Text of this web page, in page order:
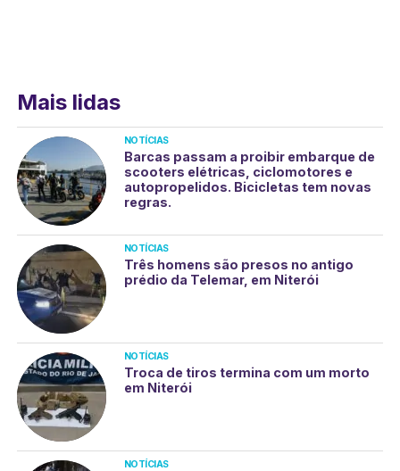
Mais lidas
NOTÍCIAS
Barcas passam a proibir embarque de
scooters elétricas, ciclomotores e
autopropelidos. Bicicletas tem novas
regras.
NOTÍCIAS
Três homens são presos no antigo
prédio da Telemar, em Niterói
NOTÍCIAS
Troca de tiros termina com um morto
em Niterói
NOTÍCIAS